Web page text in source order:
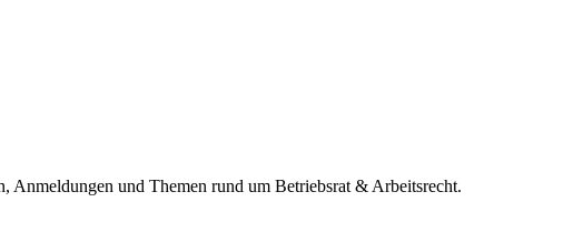
Anmeldungen und Themen rund um Betriebsrat & Arbeitsrecht.